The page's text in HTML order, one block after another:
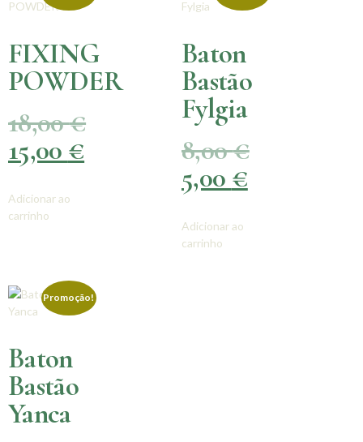
FIXING
POWDER
18,00€
15,00 €
Adicionar ao
carrinho
Baton
Bastão
Fylgia
8,00€
5,00 €
Adicionar ao
carrinho
Promoção!
Baton
Bastão
Yanca